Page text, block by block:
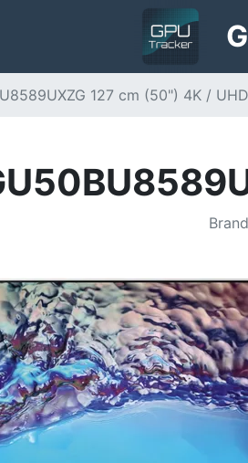
127 cm (50") 4K / UHD
Brand